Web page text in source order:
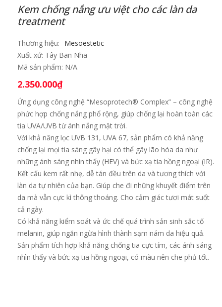
Kem chống nắng ưu việt cho các làn da
treatment
Thương hiệu:
Mesoestetic
Xuất xứ: Tây Ban Nha
Mã sản phẩm: N/A
2.350.000₫
Ứng dụng công nghệ “Mesoprotech® Complex” – công nghệ
phức hợp chống nắng phổ rộng, giúp chống lại hoàn toàn các
tia UVA/UVB từ ánh nắng mặt trời.
Với khả năng lọc UVB 131, UVA 67, sản phẩm có khả năng
chống lại mọi tia sáng gây hại có thể gây lão hóa da như
những ánh sáng nhìn thấy (HEV) và bức xạ tia hồng ngoại (IR).
Kết cấu kem rất nhẹ, dễ tán đều trên da và tương thích với
làn da tự nhiên của bạn. Giúp che đi những khuyết điểm trên
da mà vẫn cực kì thông thoáng. Cho cảm giác tươi mát suốt
cả ngày.
Có khả năng kiểm soát và ức chế quá trình sản sinh sắc tố
melanin, giúp ngăn ngừa hình thành sạm nám da hiệu quả.
Sản phẩm tích hợp khả năng chống tia cực tím, các ánh sáng
nhìn thấy và bức xạ tia hồng ngoại, có màu nên che phủ tốt.